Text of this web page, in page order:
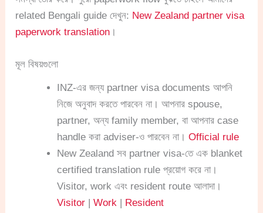
related Bengali guide দেখুন: New Zealand partner visa
paperwork translation ।
মূল বিষয়গুলো
INZ-এর জন্য partner visa documents আপনি
নিজে অনুবাদ করতে পারবেন না। আপনার spouse,
partner, অন্য family member, বা আপনার case
handle করা adviser-ও পারবেন না।Official rule
New Zealand সব partner visa-তে এক blanket
certified translation rule প্রয়োগ করে না।
Visitor, work এবং resident route আলাদা।
Visitor |Work
Resident